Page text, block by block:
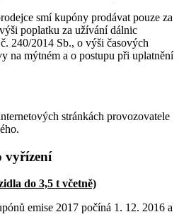
smí kupóny prodávat pouze za
poplatku za užívání dálnic
240/2014 Sb., o výši časových
na mýtném a o postupu při uplatnění
stránkách provozovatele
vyřízení
do 3,5 t včetně)
emise 2017 počíná 1. 12. 2016 a